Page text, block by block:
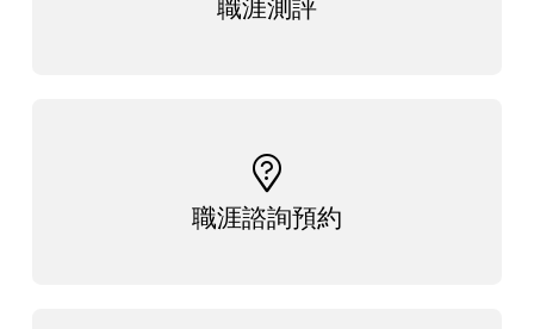
職涯測評
職涯諮詢預約